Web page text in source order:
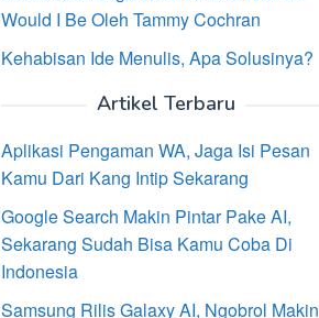
Would I Be Oleh Tammy Cochran
Kehabisan Ide Menulis, Apa Solusinya?
Artikel Terbaru
Aplikasi Pengaman WA, Jaga Isi Pesan
Kamu Dari Kang Intip Sekarang
Google Search Makin Pintar Pake AI,
Sekarang Sudah Bisa Kamu Coba Di
Indonesia
Samsung Rilis Galaxy AI, Ngobrol Makin